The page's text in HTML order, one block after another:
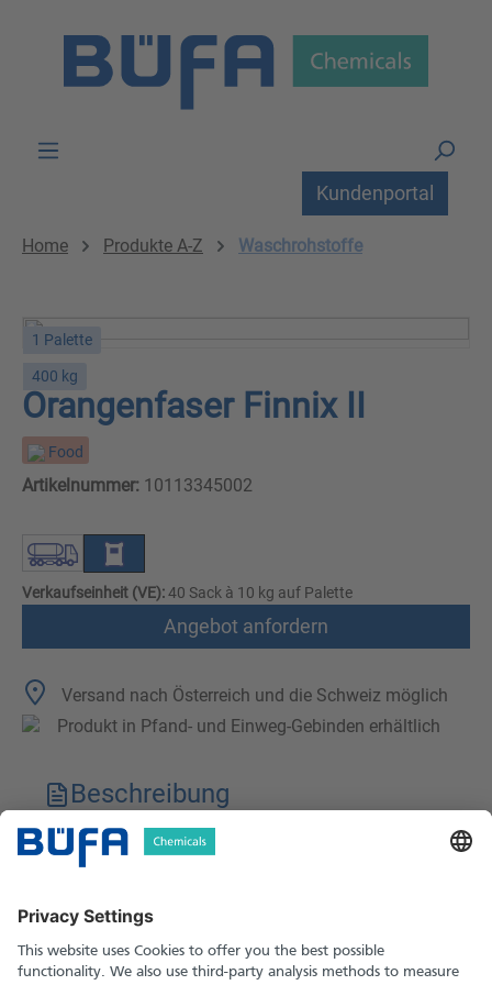
Kundenportal
Home Produkte A-Z Waschrohstoffe
1 Palette
400 kg
Orangenfaser Finnix II
Food
Artikelnummer: 10113345002
Verkaufseinheit (VE):40 Sack à 10 kg auf Palette
Angebot anfordern
Versand nach Österreich und die Schweiz möglich
Produkt in Pfand- und Einweg-Gebinden erhältlich
Beschreibung
Technische Merkmale
Sicherheitshinweise